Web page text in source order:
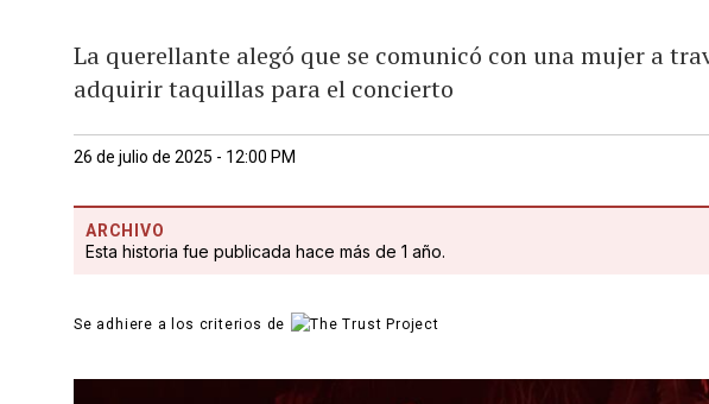
La querellante alegó que se comunicó con una mujer a
adquirir taquillas para el concierto
26 de julio de 2025 - 12:00 PM
ARCHIVO
Esta historia fue publicada hace más de 1 año.
Se adhiere a los criterios de